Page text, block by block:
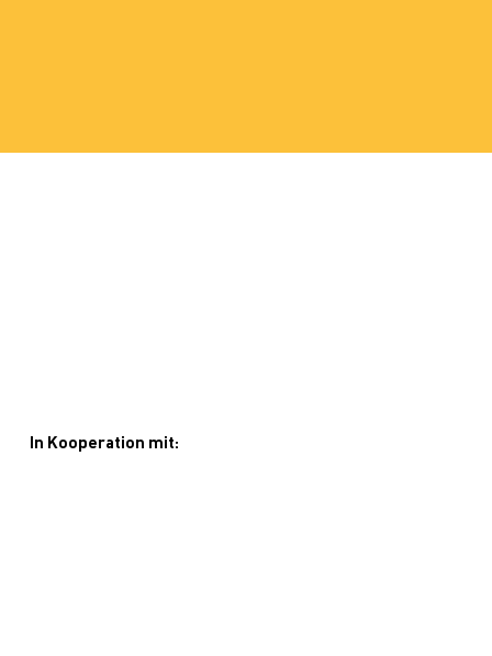
In Kooperation mit: